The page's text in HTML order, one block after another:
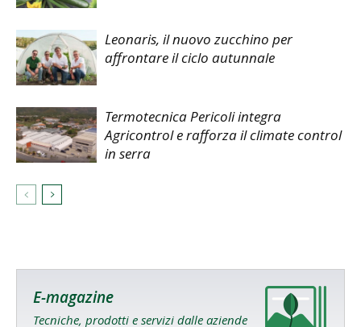
Leonaris, il nuovo zucchino per
affrontare il ciclo autunnale
Termotecnica Pericoli integra
Agricontrol e rafforza il climate control
in serra
E-magazine
Tecniche, prodotti e servizi dalle aziende